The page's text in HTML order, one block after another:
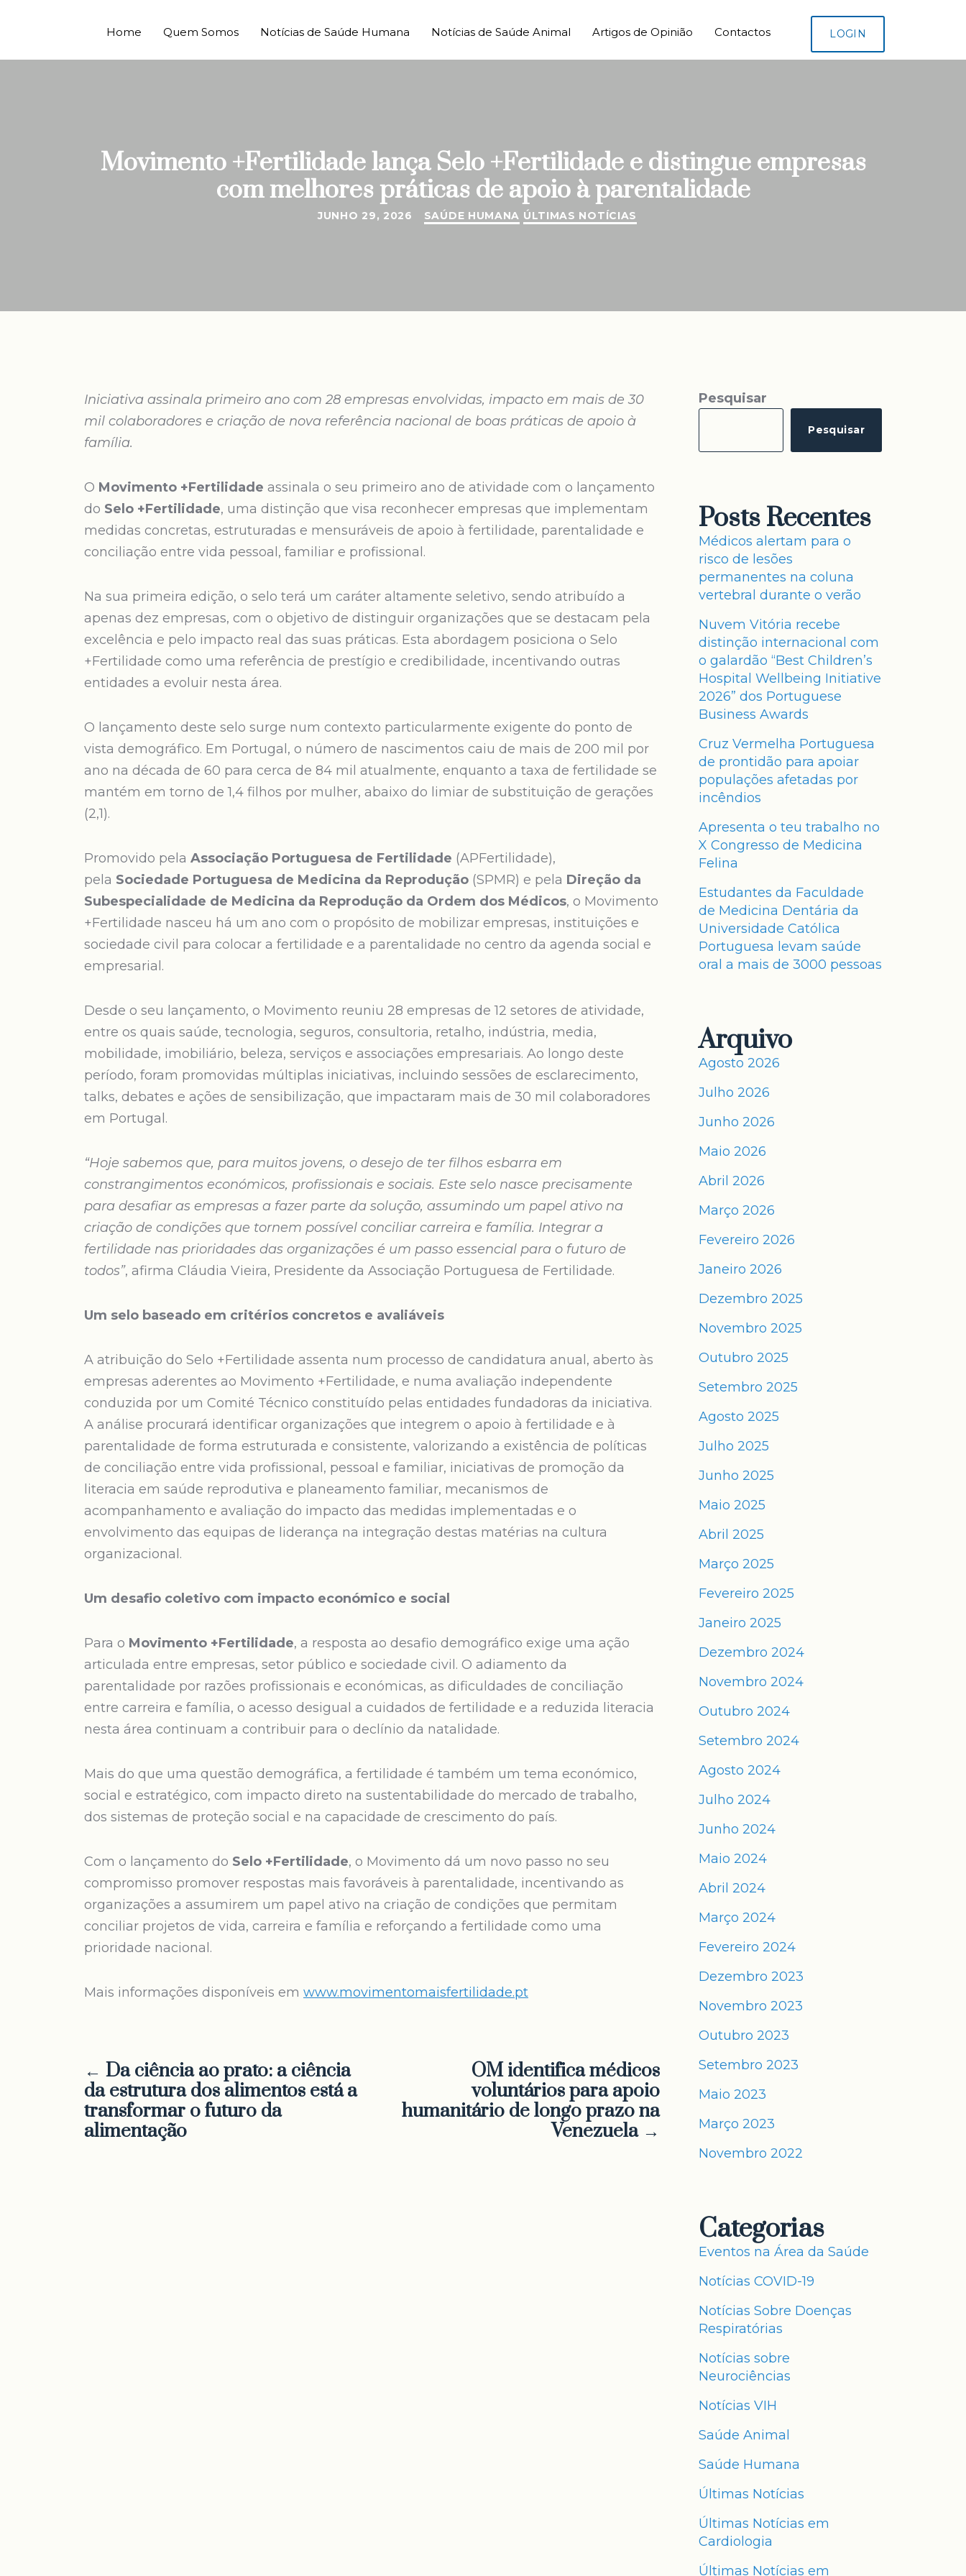
Home Quem Somos Notícias de Saúde Humana Notícias de Saúde Animal Artigos de Opinião Contactos LOGIN
Movimento +Fertilidade lança Selo +Fertilidade e distingue empresas
com melhores práticas de apoio à parentalidade
JUNHO 29, 2026 SAÚDE HUMANA ÚLTIMAS NOTÍCIAS
Iniciativa assinala primeiro ano com 28 empresas envolvidas, impacto em mais de 30
mil colaboradores e criação de nova referência nacional de boas práticas de apoio à
família.
O Movimento +Fertilidade assinala o seu primeiro ano de atividade com o lançamento
do Selo +Fertilidade, uma distinção que visa reconhecer empresas que implementam
medidas concretas, estruturadas e mensuráveis de apoio à fertilidade, parentalidade e
conciliação entre vida pessoal, familiar e profissional.
Na sua primeira edição, o selo terá um caráter altamente seletivo, sendo atribuído a
apenas dez empresas, com o objetivo de distinguir organizações que se destacam pela
excelência e pelo impacto real das suas práticas. Esta abordagem posiciona o Selo
+Fertilidade como uma referência de prestígio e credibilidade, incentivando outras
entidades a evoluir nesta área.
O lançamento deste selo surge num contexto particularmente exigente do ponto de
vista demográfico. Em Portugal, o número de nascimentos caiu de mais de 200 mil por
ano na década de 60 para cerca de 84 mil atualmente, enquanto a taxa de fertilidade se
mantém em torno de 1,4 filhos por mulher, abaixo do limiar de substituição de gerações
(2,1).
Promovido pela Associação Portuguesa de Fertilidade (APFertilidade),
pela Sociedade Portuguesa de Medicina da Reprodução (SPMR) e pela Direção da
Subespecialidade de Medicina da Reprodução da Ordem dos Médicos, o Movimento
+Fertilidade nasceu há um ano com o propósito de mobilizar empresas, instituições e
sociedade civil para colocar a fertilidade e a parentalidade no centro da agenda social e
empresarial.
Desde o seu lançamento, o Movimento reuniu 28 empresas de 12 setores de atividade,
entre os quais saúde, tecnologia, seguros, consultoria, retalho, indústria, media,
mobilidade, imobiliário, beleza, serviços e associações empresariais. Ao longo deste
período, foram promovidas múltiplas iniciativas, incluindo sessões de esclarecimento,
talks, debates e ações de sensibilização, que impactaram mais de 30 mil colaboradores
em Portugal.
“Hoje sabemos que, para muitos jovens, o desejo de ter filhos esbarra em
constrangimentos económicos, profissionais e sociais. Este selo nasce precisamente
para desafiar as empresas a fazer parte da solução, assumindo um papel ativo na
criação de condições que tornem possível conciliar carreira e família. Integrar a
fertilidade nas prioridades das organizações é um passo essencial para o futuro de
todos”, afirma Cláudia Vieira, Presidente da Associação Portuguesa de Fertilidade.
Um selo baseado em critérios concretos e avaliáveis
A atribuição do Selo +Fertilidade assenta num processo de candidatura anual, aberto às
empresas aderentes ao Movimento +Fertilidade, e numa avaliação independente
conduzida por um Comité Técnico constituído pelas entidades fundadoras da iniciativa.
A análise procurará identificar organizações que integrem o apoio à fertilidade e à
parentalidade de forma estruturada e consistente, valorizando a existência de políticas
de conciliação entre vida profissional, pessoal e familiar, iniciativas de promoção da
literacia em saúde reprodutiva e planeamento familiar, mecanismos de
acompanhamento e avaliação do impacto das medidas implementadas e o
envolvimento das equipas de liderança na integração destas matérias na cultura
organizacional.
Um desafio coletivo com impacto económico e social
Para o Movimento +Fertilidade, a resposta ao desafio demográfico exige uma ação
articulada entre empresas, setor público e sociedade civil. O adiamento da
parentalidade por razões profissionais e económicas, as dificuldades de conciliação
entre carreira e família, o acesso desigual a cuidados de fertilidade e a reduzida literacia
nesta área continuam a contribuir para o declínio da natalidade.
Mais do que uma questão demográfica, a fertilidade é também um tema económico,
social e estratégico, com impacto direto na sustentabilidade do mercado de trabalho,
dos sistemas de proteção social e na capacidade de crescimento do país.
Com o lançamento do Selo +Fertilidade, o Movimento dá um novo passo no seu
compromisso promover respostas mais favoráveis à parentalidade, incentivando as
organizações a assumirem um papel ativo na criação de condições que permitam
conciliar projetos de vida, carreira e família e reforçando a fertilidade como uma
prioridade nacional.
Mais informações disponíveis em www.movimentomaisfertilidade.pt
← Da ciência ao prato: a ciência
da estrutura dos alimentos está a
transformar o futuro da
alimentação
OM identifica médicos
voluntários para apoio
humanitário de longo prazo na
Venezuela →
Pesquisar
Pesquisar
Posts Recentes
Médicos alertam para o
risco de lesões
permanentes na coluna
vertebral durante o verão
Nuvem Vitória recebe
distinção internacional com
o galardão “Best Children’s
Hospital Wellbeing Initiative
2026” dos Portuguese
Business Awards
Cruz Vermelha Portuguesa
de prontidão para apoiar
populações afetadas por
incêndios
Apresenta o teu trabalho no
X Congresso de Medicina
Felina
Estudantes da Faculdade
de Medicina Dentária da
Universidade Católica
Portuguesa levam saúde
oral a mais de 3000 pessoas
Arquivo
Agosto 2026
Julho 2026
Junho 2026
Maio 2026
Abril 2026
Março 2026
Fevereiro 2026
Janeiro 2026
Dezembro 2025
Novembro 2025
Outubro 2025
Setembro 2025
Agosto 2025
Julho 2025
Junho 2025
Maio 2025
Abril 2025
Março 2025
Fevereiro 2025
Janeiro 2025
Dezembro 2024
Novembro 2024
Outubro 2024
Setembro 2024
Agosto 2024
Julho 2024
Junho 2024
Maio 2024
Abril 2024
Março 2024
Fevereiro 2024
Dezembro 2023
Novembro 2023
Outubro 2023
Setembro 2023
Maio 2023
Março 2023
Novembro 2022
Categorias
Eventos na Área da Saúde
Notícias COVID-19
Notícias Sobre Doenças
Respiratórias
Notícias sobre
Neurociências
Notícias VIH
Saúde Animal
Saúde Humana
Últimas Notícias
Últimas Notícias em
Cardiologia
Últimas Notícias em